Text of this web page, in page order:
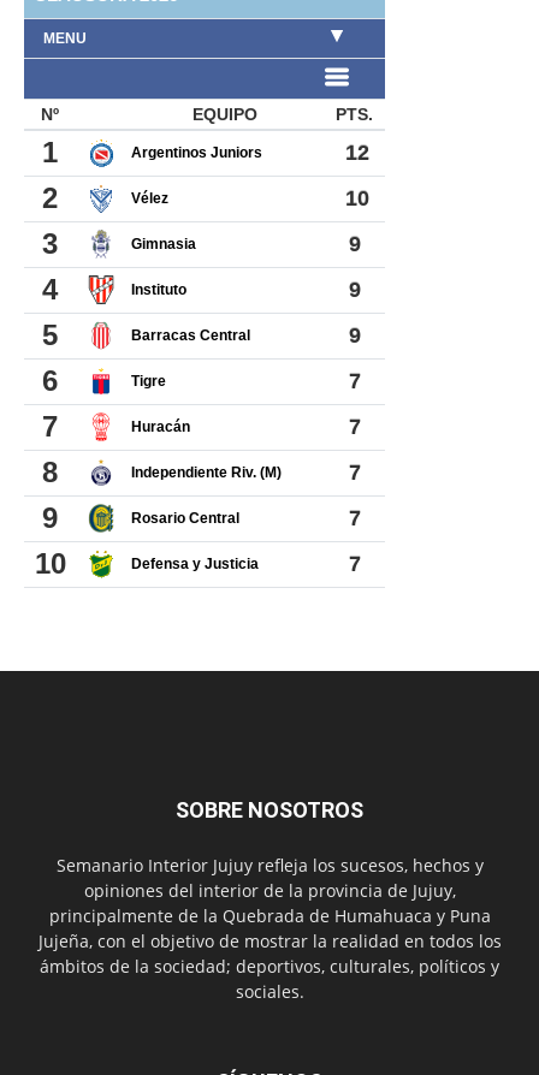
SOBRE NOSOTROS
Semanario Interior Jujuy refleja los sucesos, hechos y
opiniones del interior de la provincia de Jujuy,
principalmente de la Quebrada de Humahuaca y Puna
Jujeña, con el objetivo de mostrar la realidad en todos los
ámbitos de la sociedad; deportivos, culturales, políticos y
sociales.